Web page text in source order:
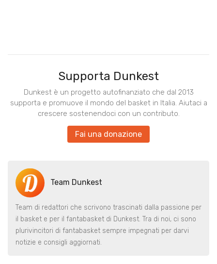
Supporta Dunkest
Dunkest è un progetto autofinanziato che dal 2013
supporta e promuove il mondo del basket in Italia. Aiutaci a
crescere sostenendoci con un contributo.
Fai una donazione
Team Dunkest
Team di redattori che scrivono trascinati dalla passione per
il basket e per il fantabasket di Dunkest. Tra di noi, ci sono
plurivincitori di fantabasket sempre impegnati per darvi
notizie e consigli aggiornati.